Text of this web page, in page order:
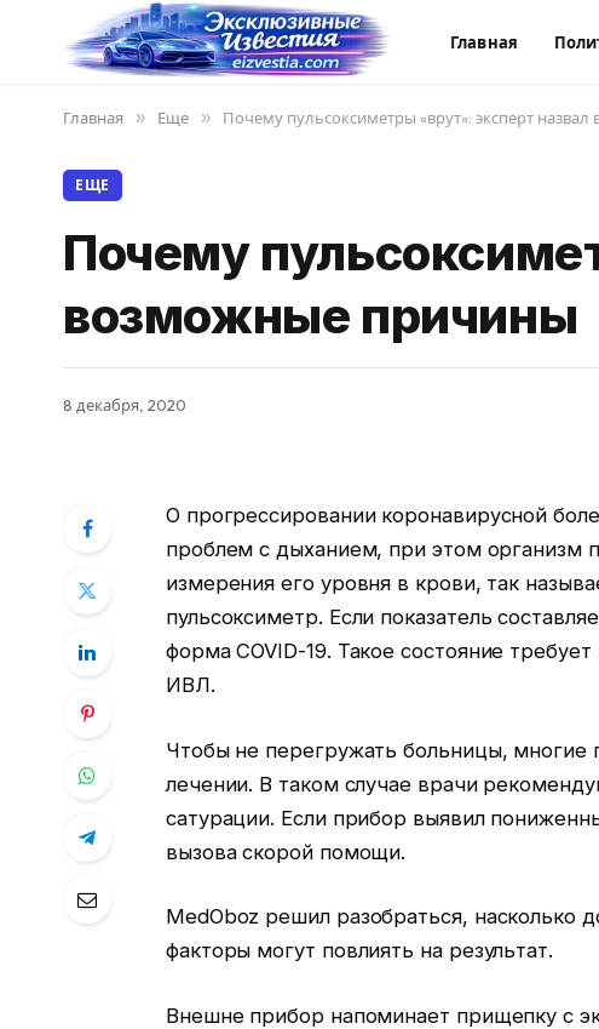
Главная
Главная » Еще » Почему пульсоксиметры «врут»: эксперт
ЕЩЕ
Почему
возможные причины
8 декабря, 2020
О прогрессировании коронавирусной
проблем с дыханием, при этом организм
измерения его уровня в крови, так
пульсоксиметр. Если показатель
форма COVID-19. Такое состояние
ИВЛ.
Чтобы не перегружать больницы, многие
лечении. В таком случае врачи
сатурации. Если прибор выявил
вызова скорой помощи.
MedOboz решил разобраться, насколько
факторы могут повлиять на результат.
Внешне прибор напоминает прищепку с